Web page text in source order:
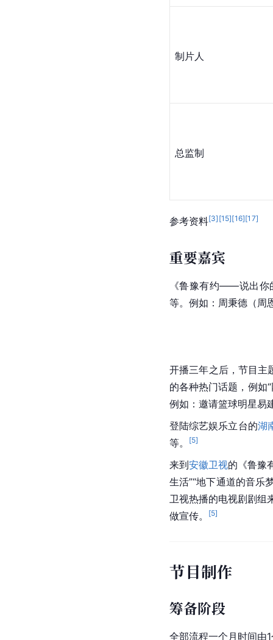
制片人
总监制
参考资料[3] [15][16][17]
重要嘉宾
《鲁豫有约——说出你
等。例如：周秉德（周
开播三年之后，节目主
的各种热门话题，例如
例如：邀请篮球明星易
登陆综艺娱乐立台的湖
等。
[5]
来到安徽卫视的《鲁豫
生活”“地下通道的音乐
卫视热播的电视剧剧组
做宣传。
[5]
节目制作
筹备阶段
全部流程一个月时间由